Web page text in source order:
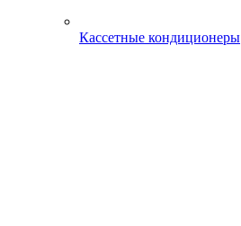
Кассетные кондиционеры